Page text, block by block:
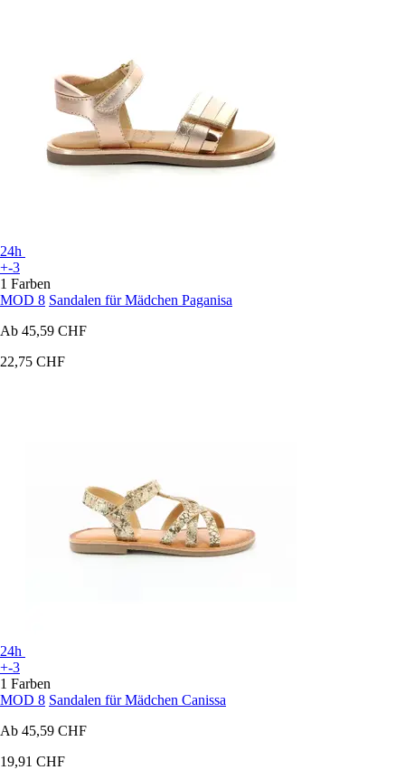
24h
+-3
1 Farben
MOD 8 Sandalen für Mädchen Paganisa
Ab 45,59 CHF
22,75 CHF
24h
+-3
1 Farben
MOD 8 Sandalen für Mädchen Canissa
Ab 45,59 CHF
19,91 CHF